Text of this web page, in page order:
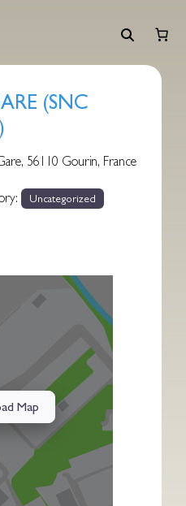
(SNC
, 56110 Gourin, France
Uncategorized
Map